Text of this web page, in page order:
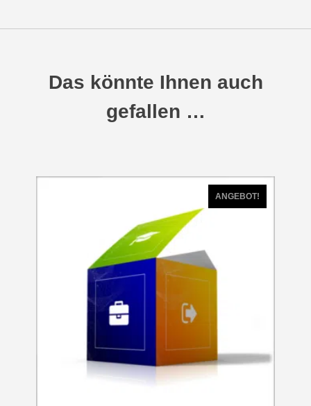
Das könnte Ihnen auch
gefallen …
ANGEBOT!